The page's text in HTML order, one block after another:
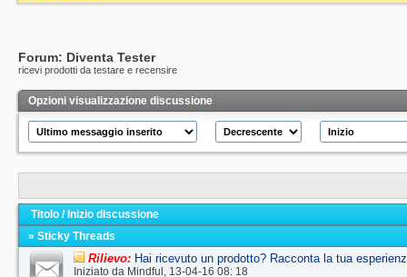
Forum: Diventa Tester
ricevi prodotti da testare e recensire
Opzioni visualizzazione discussione
Titolo /Inizio discussione
» Sticky Threads
Rilievo: Hai ricevuto un prodotto? Racconta la tua
Iniziato da Mindful‎, 13-04-16 08: 18